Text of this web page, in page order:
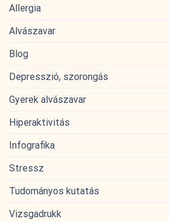
Allergia
Alvászavar
Blog
Depresszió, szorongás
Gyerek alvászavar
Hiperaktivitás
Infografika
Stressz
Tudományos kutatás
Vizsgadrukk